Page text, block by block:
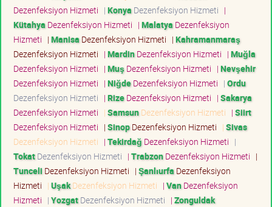
Dezenfeksiyon Hizmeti | Konya Dezenfeksiyon Hizmeti |
Kütahya Dezenfeksiyon Hizmeti | Malatya Dezenfeksiyon
Hizmeti | Manisa Dezenfeksiyon Hizmeti | Kahramanmaraş
Dezenfeksiyon Hizmeti | MardinDezenfeksiyon Hizmeti | Muğla
Dezenfeksiyon Hizmeti | Muş Dezenfeksiyon Hizmeti | Nevşehir
Dezenfeksiyon Hizmeti | NiğdeDezenfeksiyon Hizmeti | Ordu
Dezenfeksiyon Hizmeti | RizeDezenfeksiyon Hizmeti | Sakarya
Dezenfeksiyon Hizmeti | SamsunDezenfeksiyon Hizmeti | Siirt
Dezenfeksiyon Hizmeti | SinopDezenfeksiyon Hizmeti | Sivas
Dezenfeksiyon Hizmeti | Tekirdağ Dezenfeksiyon Hizmeti |
TokatDezenfeksiyon Hizmeti | TrabzonDezenfeksiyon Hizmeti |
Tunceli Dezenfeksiyon Hizmeti | Şanlıurfa Dezenfeksiyon
Hizmeti | UşakDezenfeksiyon Hizmeti | VanDezenfeksiyon
Hizmeti | YozgatDezenfeksiyon Hizmeti | Zonguldak